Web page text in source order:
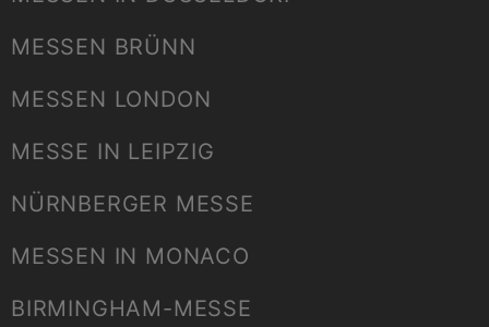
MESSEN BRÜNN
MESSEN LONDON
MESSE IN LEIPZIG
NÜRNBERGER MESSE
MESSEN IN MONACO
BIRMINGHAM-MESSE